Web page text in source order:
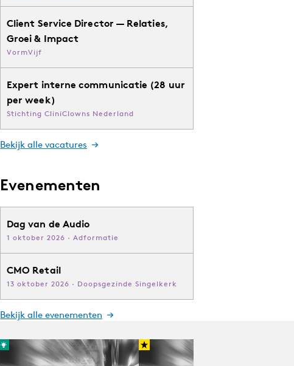
Client Service Director — Relaties,
Groei & Impact
VormVijf
Expert interne communicatie (28 uur
per week)
Stichting CliniClowns Nederland
Bekijk alle vacatures
Evenementen
Dag van de Audio
1 oktober 2026 · Adformatie
CMO Retail
13 oktober 2026 · Doopsgezinde Singelkerk
Bekijk alle evenementen